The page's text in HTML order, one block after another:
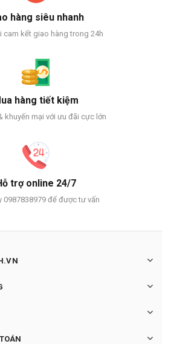
hàng siêu nhanh
cam kết giao hàng trong 24h
hàng tiết kiệm
khuyến mại với ưu đãi cực lớn
trợ online 24/7
0987838979 để được tư vấn